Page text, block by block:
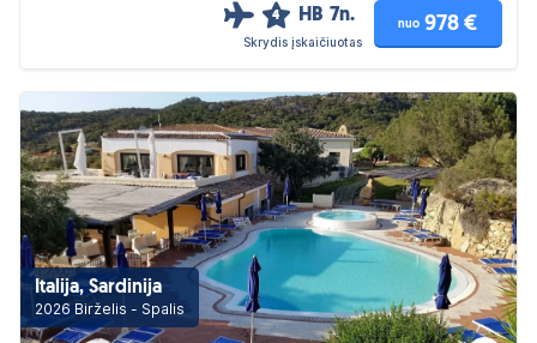
4 HB 7n.
Skrydis įskaičiuotas
nuo 978 €
Italija, Sardinija
2026 Birželis - Spalis